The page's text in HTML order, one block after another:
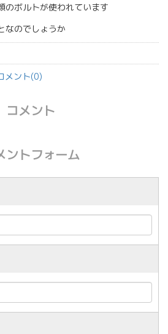
のボルトが使われています
なのでしょうか
メント(0)
コメント
ントフォーム